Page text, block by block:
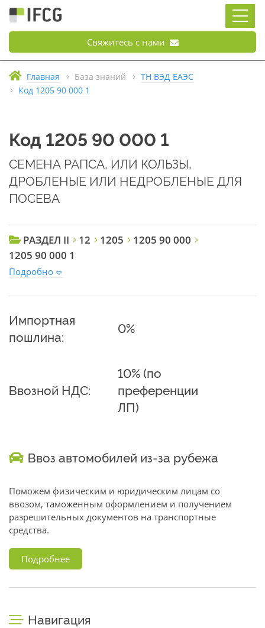
Свяжитесь с нами
Главная База знаний
ТН ВЭД ЕАЭС
Код 1205 90 000 1
Код 1205 90 000 1
СЕМЕНА РАПСА, ИЛИ КОЛЬЗЫ,
ДРОБЛЕНЫЕ ИЛИ НЕДРОБЛЕНЫЕ ДЛЯ
ПОСЕВА
РАЗДЕЛ II 12 1205
1205 90 000
1205 90 000 1
Подробно
Импортная
пошлина:
0%
Ввозной НДС:
10% (по
преференции
ЛП)
Ввоз автомобилей из-за рубежа
Поможем физическим и юридическим лицам со
ввозом, таможенным оформлением и получением
разрешительных документов на транспортные
средства.
Подробнее
Навигация